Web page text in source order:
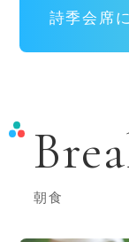
詩季会席
朝食